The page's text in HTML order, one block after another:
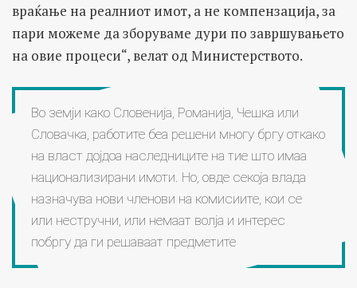
враќање на реалниот имот, а не компензација, за
пари можеме да зборуваме дури по завршувањето
на овие процеси“, велат од Министерството.
Во земји како Словенија, Романија, Чешка или
Словачка, работите беа решени многу бргу откако
на власт дојдоа наследниците на тие што имаа
национализирани имоти. Но, овде секоја влада
назначува нови членови на комисиите, кои се
или нестручни, или немаат волја и интерес
побргу да ги решаваат предметите